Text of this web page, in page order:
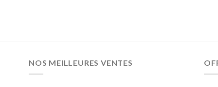
NOS MEILLEURES VENTES